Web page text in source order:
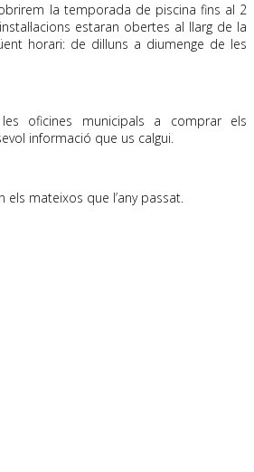
la temporada de piscina fins al 2
estaran obertes al llarg de la
horari: de dilluns a diumenge de les
oficines municipals a comprar els
informació que us calgui.
els mateixos que l’any passat.